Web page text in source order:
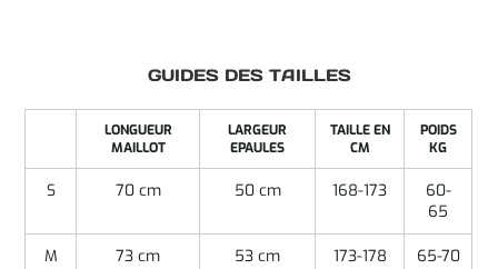
GUIDES DES TAILLES
LONGUEUR
MAILLOT
LARGEUR
EPAULES
TAILLE EN
CM
POIDS
KG
S 70 cm 50 cm 168-173
60-
65
M 73 cm 53 cm 173-178 65-70